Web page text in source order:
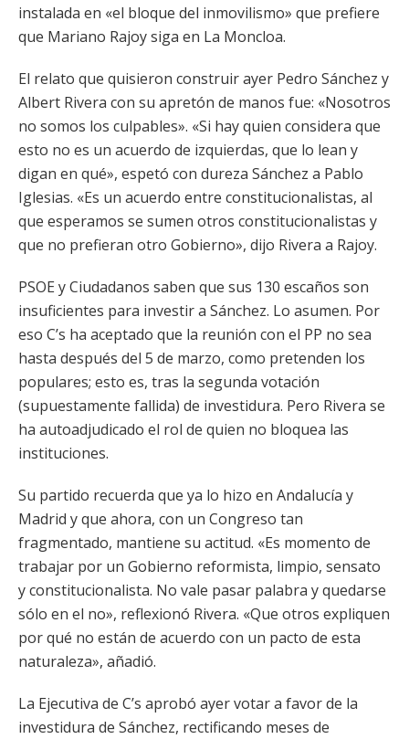
instalada en «el bloque del inmovilismo» que prefiere
que Mariano Rajoy siga en La Moncloa.
El relato que quisieron construir ayer Pedro Sánchez y
Albert Rivera con su apretón de manos fue: «Nosotros
no somos los culpables». «Si hay quien considera que
esto no es un acuerdo de izquierdas, que lo lean y
digan en qué», espetó con dureza Sánchez a Pablo
Iglesias. «Es un acuerdo entre constitucionalistas, al
que esperamos se sumen otros constitucionalistas y
que no prefieran otro Gobierno», dijo Rivera a Rajoy.
PSOE y Ciudadanos saben que sus 130 escaños son
insuficientes para investir a Sánchez. Lo asumen. Por
eso C’s ha aceptado que la reunión con el PP no sea
hasta después del 5 de marzo, como pretenden los
populares; esto es, tras la segunda votación
(supuestamente fallida) de investidura. Pero Rivera se
ha autoadjudicado el rol de quien no bloquea las
instituciones.
Su partido recuerda que ya lo hizo en Andalucía y
Madrid y que ahora, con un Congreso tan
fragmentado, mantiene su actitud. «Es momento de
trabajar por un Gobierno reformista, limpio, sensato
y constitucionalista. No vale pasar palabra y quedarse
sólo en el no», reflexionó Rivera. «Que otros expliquen
por qué no están de acuerdo con un pacto de esta
naturaleza», añadió.
La Ejecutiva de C’s aprobó ayer votar a favor de la
investidura de Sánchez, rectificando meses de